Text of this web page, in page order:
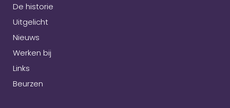
De historie
Uitgelicht
Nieuws
Werken bij
Links
Beurzen